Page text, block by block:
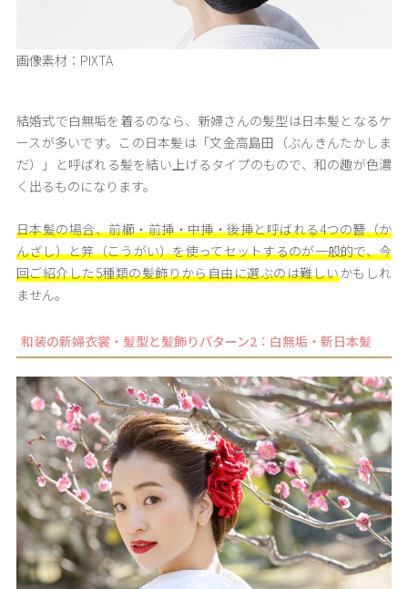
画像素材：PIXTA
結婚式で白無垢を着るのなら、新婦さんの髪型は日本髪となるケ
ースが多いです。この日本髪は「文金高島田（ぶんきんたかしま
だ）」と呼ばれる髪を結い上げるタイプのもので、和の趣が色濃
く出るものになります。
日本髪の場合、前櫛・前挿・中挿・後挿と呼ばれる4つの簪（か
んざし）と笄（こうがい）を使ってセットするのが一般的で、今
回ご紹介した5種類の髪飾りから自由に選ぶのは難しいかもしれ
ません。
和装の新婦衣裳・髪型と髪飾りパターン2：白無垢・新日本髪